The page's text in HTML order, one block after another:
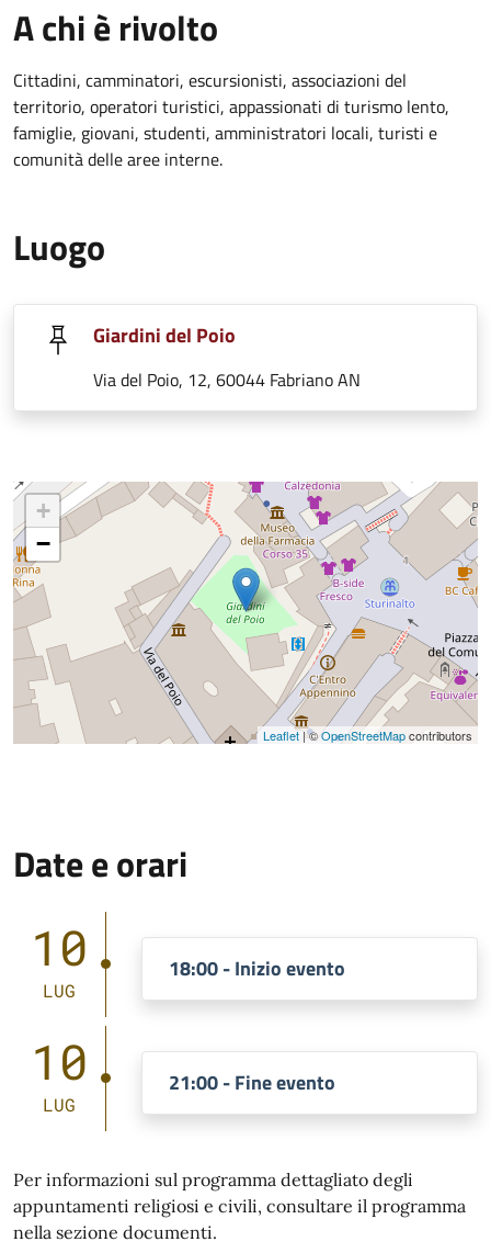
A chi è rivolto
Cittadini, camminatori, escursionisti, associazioni del
territorio, operatori turistici, appassionati di turismo lento,
famiglie, giovani, studenti, amministratori locali, turisti e
comunità delle aree interne.
Luogo
Giardini del Poio
Via del Poio, 12, 60044 Fabriano AN
+
−
Leaflet| ©OpenStreetMapcontributors
Date e orari
10
LUG
18:00 - Inizio evento
10
LUG
21:00 - Fine evento
Per informazioni sul programma dettagliato degli
appuntamenti religiosi e civili, consultare il programma
nella sezione documenti.